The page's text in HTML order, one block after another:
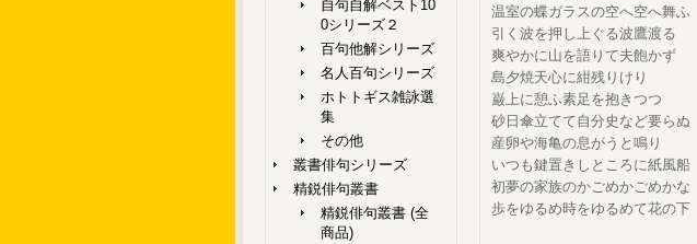
自句自解ベスト10
0シリーズ２
百句他解シリーズ
名人百句シリーズ
ホトトギス雑詠選
集
その他
叢書俳句シリーズ
精鋭俳句叢書
精鋭俳句叢書 (全
商品)
温室の蝶ガラスの空へ空へ舞ふ
引く波を押し上ぐる波鷹渡る
爽やかに山を語りて夫飽かず
島夕焼天心に紺残りけり
巌上に憩ふ素足を抱きつつ
砂日傘立てて自分史など要らぬ
産卵や海亀の息がうと鳴り
いつも鍵置きしところに紙風船
初夢の家族のかごめかごめかな
歩をゆるめ時をゆるめて花の下